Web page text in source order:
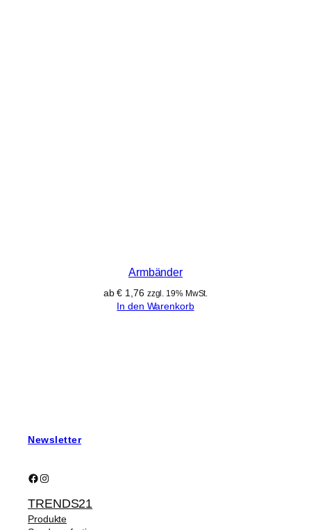
Armbänder
ab€ 1,76 zzgl. 19% MwSt.
In den Warenkorb
Newsletter
Facebook Instagram
TRENDS21
Produkte